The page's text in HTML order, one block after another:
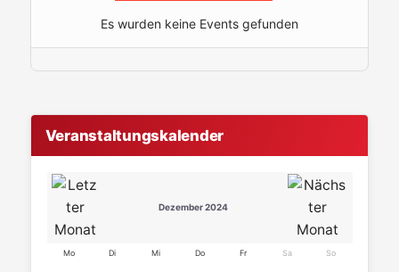
Es wurden keine Events gefunden
Veranstaltungskalender
Dezember 2024
Mo Di Mi Do Fr Sa So